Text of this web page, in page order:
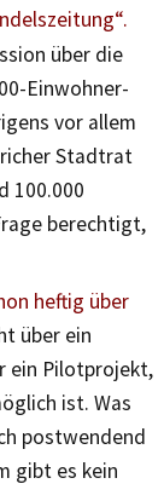
über die
Einwohner-
vor allem
Stadtrat
100.000
berechtigt,
heftig über
über ein
ein Pilotprojekt,
ist. Was
postwendend
gibt es kein